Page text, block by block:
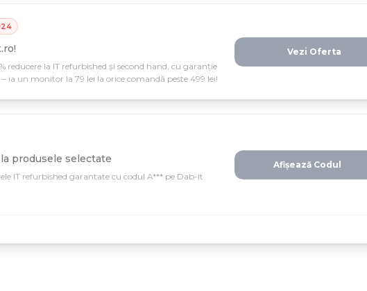
reducere la IT refurbished și second hand, cu garanție
ia un monitor la 79 lei la orice comandă peste 499 lei!
Vezi Oferta
produsele selectate
IT refurbished garantate cu codul A*** pe Dab-it
Afișează Codul